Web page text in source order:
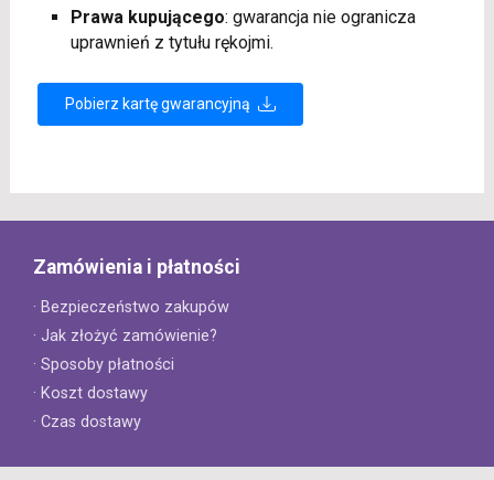
Prawa kupującego: gwarancja nie ogranicza
uprawnień z tytułu rękojmi.
Pobierz kartę gwarancyjną
Zamówienia i płatności
· Bezpieczeństwo zakupów
· Jak złożyć zamówienie?
· Sposoby płatności
· Koszt dostawy
· Czas dostawy